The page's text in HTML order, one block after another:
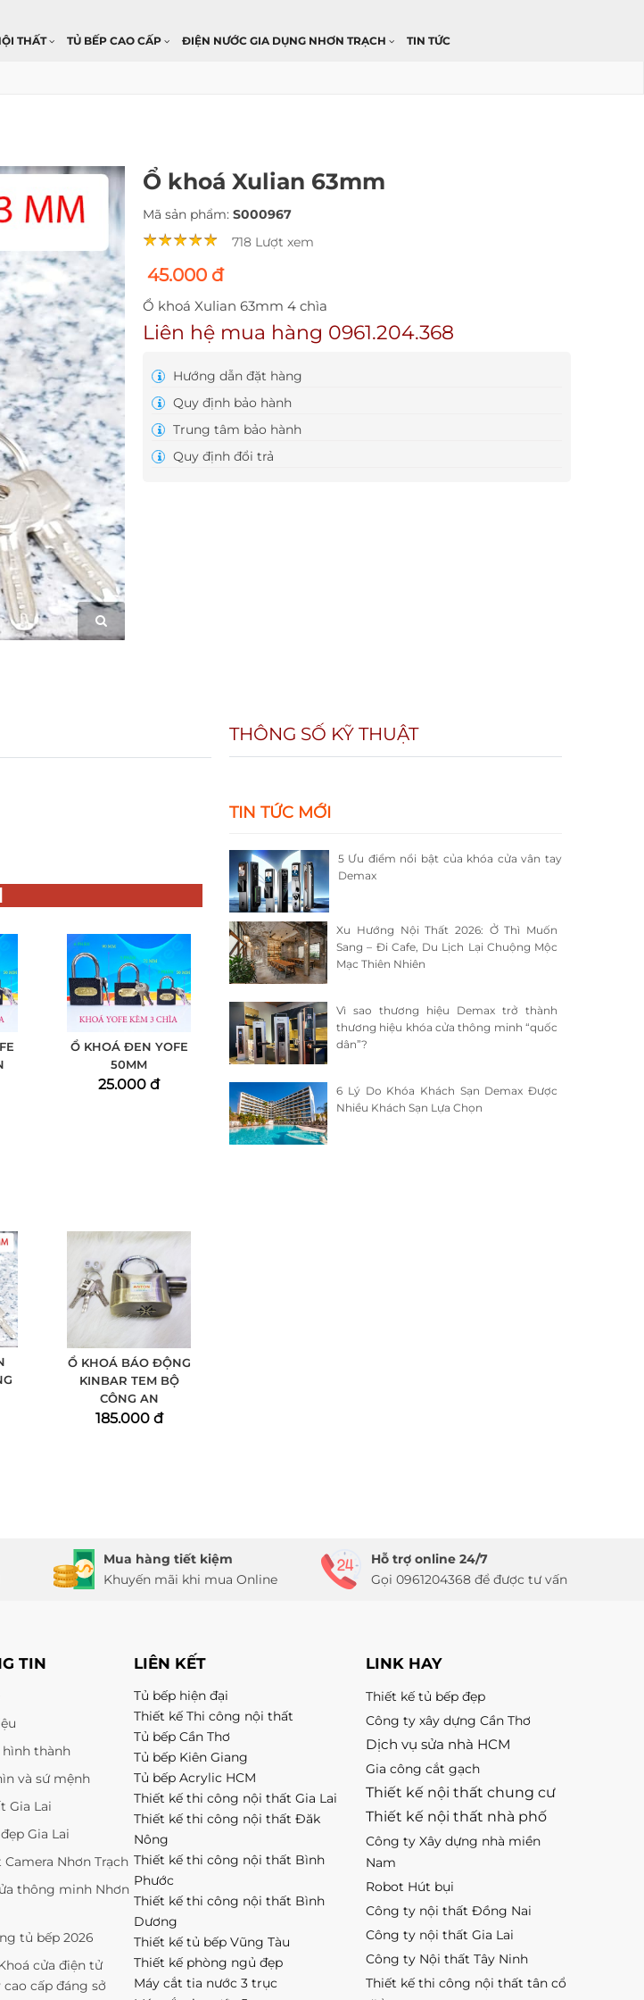
THẤT TỦ BẾP CAO CẤP ĐIỆN NƯỚC GIA DỤNG NHƠN TRẠCH TIN TỨC
Ổ khoá Xulian 63mm
Mã sản phẩm: S000967
718 Lượt xem
45.000 đ
Ổ khoá Xulian 63mm 4 chìa
Liên hệ mua hàng 0961.204.368
Hướng dẫn đặt hàng
Quy định bảo hành
Trung tâm bảo hành
Quy định đổi trả
Ổ KHOÁ ĐEN YOFE
50MM
25.000 đ
Ổ KHOÁ BÁO ĐỘNG
KINBAR TEM BỘ
CÔNG AN
185.000 đ
THÔNG SỐ KỸ THUẬT
TIN TỨC MỚI
5 Ưu điểm nổi bật của khóa cửa vân tay
Demax
Xu Hướng Nội Thất 2026: Ở Thì Muốn
Sang – Đi Cafe, Du Lịch Lại Chuộng Mộc
Mạc Thiên Nhiên
Vì sao thương hiệu Demax trở thành
thương hiệu khóa cửa thông minh “quốc
dân”?
6 Lý Do Khóa Khách Sạn Demax Được
Nhiều Khách Sạn Lựa Chọn
Mua hàng tiết kiệm
Khuyến mãi khi mua Online
Hỗ trợ online 24/7
Gọi 0961204368 để được tư vấn
TIN
hình thành
và sứ mệnh
Gia Lai
Gia Lai
Camera Nhơn Trạch
thông minh Nhơn
tủ bếp 2026
cửa điện tử
cao cấp đáng sở
LIÊN KẾT
Tủ bếp hiện đại
Thiết kế Thi công nội thất
Tủ bếp Cần Thơ
Tủ bếp Kiên Giang
Tủ bếp Acrylic HCM
Thiết kế thi công nội thất Gia Lai
Thiết kế thi công nội thất Đăk
Nông
Thiết kế thi công nội thất Bình
Phước
Thiết kế thi công nội thất Bình
Dương
Thiết kế tủ bếp Vũng Tàu
Thiết kế phòng ngủ đẹp
Máy cắt tia nước 3 trục
LINK HAY
Thiết kế tủ bếp đẹp
Công ty xây dựng Cần Thơ
Dịch vụ sửa nhà HCM
Gia công cắt gạch
Thiết kế nội thất chung cư
Thiết kế nội thất nhà phố
Công ty Xây dựng nhà miền
Nam
Robot Hút bụi
Công ty nội thất Đồng Nai
Công ty nội thất Gia Lai
Công ty Nội thất Tây Ninh
Thiết kế thi công nội thất tân cổ